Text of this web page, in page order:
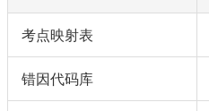
考点映射表
错因代码库